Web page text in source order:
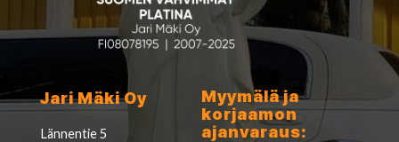
Jari Mäki Oy
Lännentie 5
Myymälä ja
korjaamon
ajanvaraus: